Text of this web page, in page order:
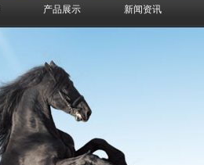
产品展示 新闻资讯